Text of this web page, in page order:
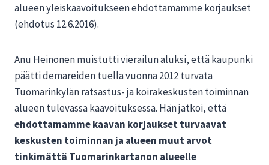
alueen yleiskaavoitukseen ehdottamamme korjaukset
(ehdotus 12.6.2016).
Anu Heinonen muistutti vierailun aluksi, että kaupunki
päätti demareiden tuella vuonna 2012 turvata
Tuomarinkylän ratsastus- ja koirakeskusten toiminnan
alueen tulevassa kaavoituksessa. Hän jatkoi, että
ehdottamamme kaavan korjaukset turvaavat
keskusten toiminnan ja alueen muut arvot
tinkimättä Tuomarinkartanon alueelle